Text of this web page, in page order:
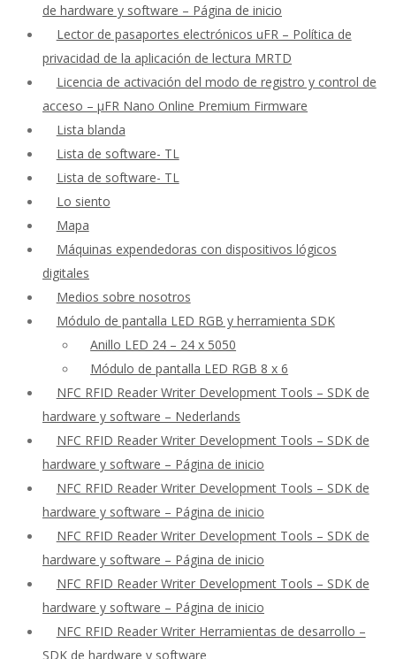
de hardware y software – Página de inicio
Lector de pasaportes electrónicos uFR – Política de
privacidad de la aplicación de lectura MRTD
Licencia de activación del modo de registro y control de
acceso – μFR Nano Online Premium Firmware
Lista blanda
Lista de software- TL
Lista de software- TL
Lo siento
Mapa
Máquinas expendedoras con dispositivos lógicos
digitales
Medios sobre nosotros
Módulo de pantalla LED RGB y herramienta SDK
Anillo LED 24 – 24 x 5050
Módulo de pantalla LED RGB 8 x 6
NFC RFID Reader Writer Development Tools – SDK de
hardware y software – Nederlands
NFC RFID Reader Writer Development Tools – SDK de
hardware y software – Página de inicio
NFC RFID Reader Writer Development Tools – SDK de
hardware y software – Página de inicio
NFC RFID Reader Writer Development Tools – SDK de
hardware y software – Página de inicio
NFC RFID Reader Writer Development Tools – SDK de
hardware y software – Página de inicio
NFC RFID Reader Writer Herramientas de desarrollo –
SDK de hardware y software